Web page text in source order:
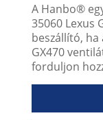
A Hanbo®
35060 Lexus
beszállító, ha
GX470
forduljon